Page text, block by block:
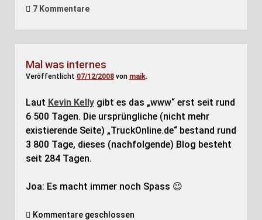
7 Kommentare
Mal was internes
Veröffentlicht 07/12/2008von maik.
Laut Kevin Kellygibt es das „www“ erst seit rund
6 500 Tagen. Die ursprüngliche (nicht mehr
existierende Seite) „TruckOnline.de“ bestand rund
3 800 Tage, dieses (nachfolgende) Blog besteht
seit 284 Tagen.
Joa: Es macht immer noch Spass 😉
Kommentare geschlossen